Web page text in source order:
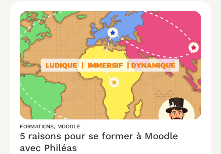
FORMATIONS, MOODLE
5 raisons pour se former à Moodle
avec Philéas